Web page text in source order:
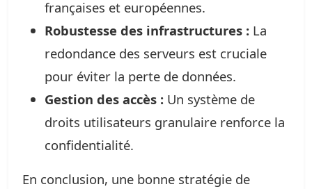
françaises et européennes.
Robustesse des infrastructures : La
redondance des serveurs est cruciale
pour éviter la perte de données.
Gestion des accès : Un système de
droits utilisateurs granulaire renforce la
confidentialité.
En conclusion, une bonne stratégie de